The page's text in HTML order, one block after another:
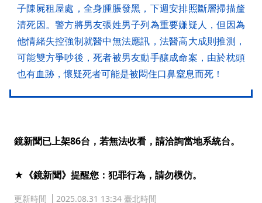
子陳屍租屋處，全身腫脹發黑，下週安排照斷層掃描釐
清死因。警方將男友張姓男子列為重要嫌疑人，但因為
他情緒失控強制就醫中無法應訊，法醫高大成則推測，
可能雙方爭吵後，死者被男友動手釀成命案，由於枕頭
也有血跡，懷疑死者可能是被悶住口鼻窒息而死！
鏡新聞已上架86台，若無法收看，請洽詢當地系統台。
★《鏡新聞》提醒您：犯罪行為，請勿模仿。
更新時間 2025.08.31 13:34 臺北時間